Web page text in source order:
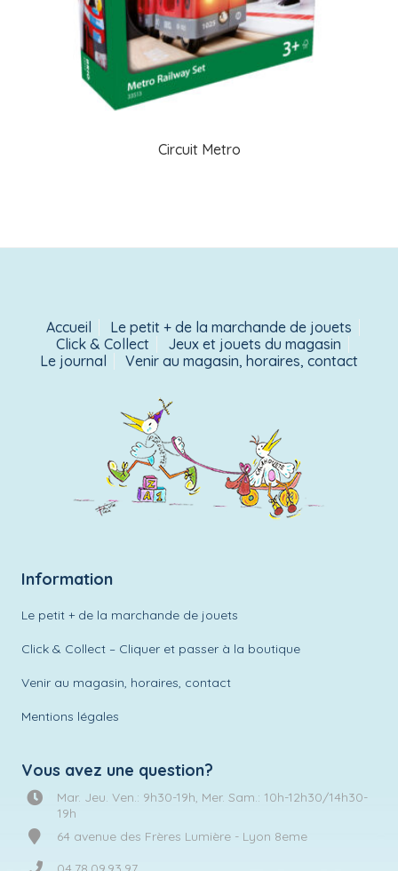
Circuit Metro
Accueil
Le petit + de la marchande de jouets
Click & Collect
Jeux et jouets du magasin
Le journal
Venir au magasin, horaires, contact
Information
Le petit + de la marchande de jouets
Click & Collect – Cliquer et passer à la boutique
Venir au magasin, horaires, contact
Mentions légales
Vous avez une question?
Mar. Jeu. Ven.: 9h30-19h, Mer. Sam.: 10h-12h30/14h30-
19h
64 avenue des Frères Lumière - Lyon 8eme